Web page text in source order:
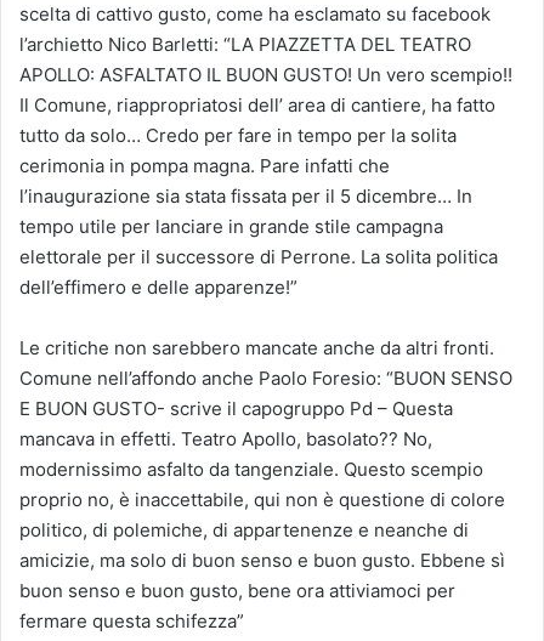
scelta di cattivo gusto, come ha esclamato su facebook
l’archietto Nico Barletti: “LA PIAZZETTA DEL TEATRO
APOLLO: ASFALTATO IL BUON GUSTO! Un vero scempio!!
Il Comune, riappropriatosi dell’ area di cantiere, ha fatto
tutto da solo… Credo per fare in tempo per la solita
cerimonia in pompa magna. Pare infatti che
l’inaugurazione sia stata fissata per il 5 dicembre… In
tempo utile per lanciare in grande stile campagna
elettorale per il successore di Perrone. La solita politica
dell’effimero e delle apparenze!”
Le critiche non sarebbero mancate anche da altri fronti.
Comune nell’affondo anche Paolo Foresio: “BUON SENSO
E BUON GUSTO- scrive il capogruppo Pd – Questa
mancava in effetti. Teatro Apollo, basolato?? No,
modernissimo asfalto da tangenziale. Questo scempio
proprio no, è inaccettabile, qui non è questione di colore
politico, di polemiche, di appartenenze e neanche di
amicizie, ma solo di buon senso e buon gusto. Ebbene sì
buon senso e buon gusto, bene ora attiviamoci per
fermare questa schifezza”